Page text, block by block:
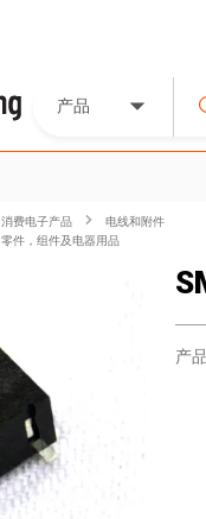
产品
消费电子产品
电线和附件
零件，组件及电器用品
产